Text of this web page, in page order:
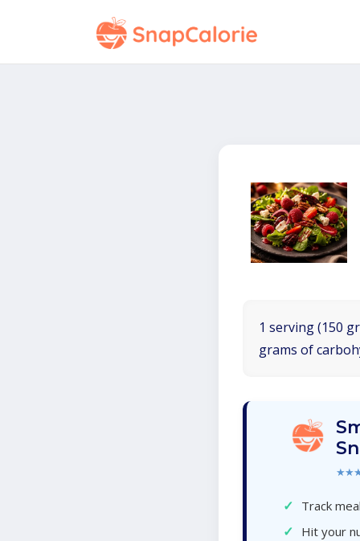
1 serving (150
grams of
✓ Track
✓ Hit your